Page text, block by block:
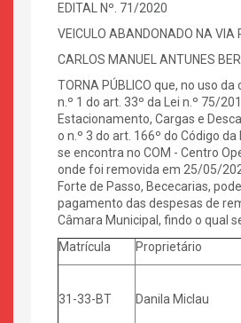
EDITAL Nº. 71/2020
VEICULO ABANDONADO NA VIA
CARLOS MANUEL ANTUNES
TORNA PÚBLICO que, no uso
n.º 1 do art. 33º da Lei n.º 75/
Estacionamento, Cargas e
o n.º 3 do art. 166º do Código
se encontra no COM - Centro
onde foi removida em 25/05/
Forte de Passo, Bececarias,
pagamento das despesas de
Câmara Municipal, findo o qual
Matrícula
Proprietário
31-33-BT Danila Miclau